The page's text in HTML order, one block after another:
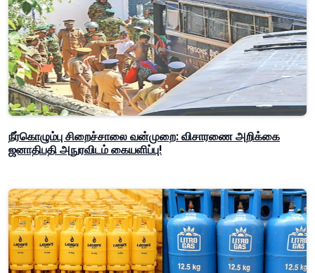
நீர்கொழும்பு சிறைச்சாலை வன்முறை: விசாரணை அறிக்கை
ஜனாதிபதி அநுரவிடம் கையளிப்பு!